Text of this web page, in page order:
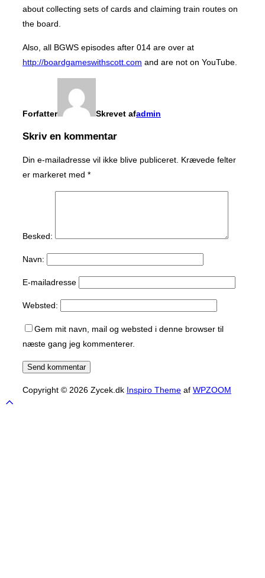
about collecting sets of cards and claiming train routes on
the board.
Also, all BGWS episodes after 014 are over at
http://boardgameswithscott.com and are not on YouTube.
Forfatter Skrevet afadmin
Skriv en kommentar
Din e-mailadresse vil ikke blive publiceret. Krævede felter
er markeret med *
Besked:
Navn:
E-mailadresse
Websted:
Gem mit navn, mail og websted i denne browser til
næste gang jeg kommenterer.
Copyright © 2026 Zycek.dk Inspiro Theme af WPZOOM